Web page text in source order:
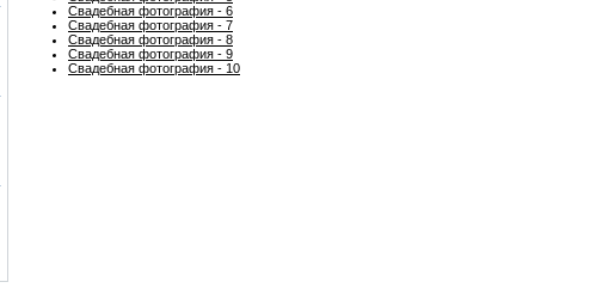
Свадебная фотография - 6
Свадебная фотография - 7
Свадебная фотография - 8
Свадебная фотография - 9
Свадебная фотография - 10